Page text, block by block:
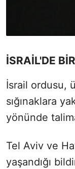
İSRAİL'DE
İsrail ordusu,
sığınaklara
yönünde
Tel Aviv ve
yaşandığı